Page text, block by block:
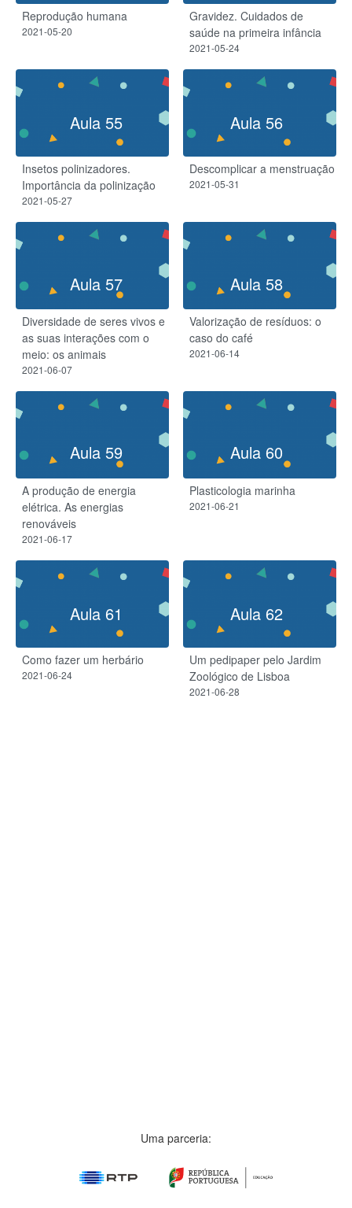
Reprodução humana
2021-05-20
Gravidez. Cuidados de
saúde na primeira infância
2021-05-24
Aula 55
Insetos polinizadores.
Importância da polinização
2021-05-27
Aula 56
Descomplicar a menstruação
2021-05-31
Aula 57
Diversidade de seres vivos e
as suas interações com o
meio: os animais
2021-06-07
Aula 58
Valorização de resíduos: o
caso do café
2021-06-14
Aula 59
A produção de energia
elétrica. As energias
renováveis
2021-06-17
Aula 60
Plasticologia marinha
2021-06-21
Aula 61
Como fazer um herbário
2021-06-24
Aula 62
Um pedipaper pelo Jardim
Zoológico de Lisboa
2021-06-28
Uma parceria: